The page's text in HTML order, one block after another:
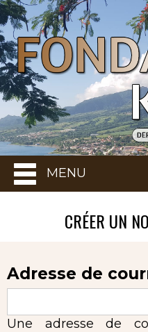
MENU
CRÉER UN
Adresse de
Une adresse de